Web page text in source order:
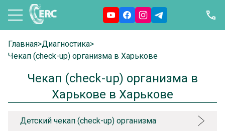
Главная> Диагностика>
Чекап (check-up) организма в Харькове
Чекап (check-up) организма в
Харькове в Харькове
Детский чекап (check-up) организма